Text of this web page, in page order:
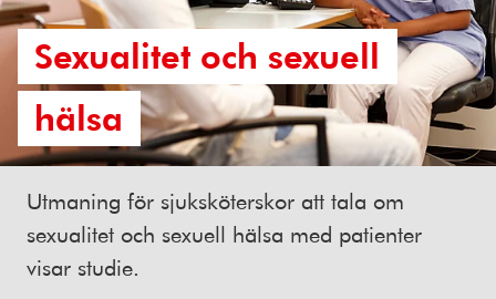
Sexualitet och sexuell
hälsa
Utmaning för sjuksköterskor att tala om
sexualitet och sexuell hälsa med patienter
visar studie.